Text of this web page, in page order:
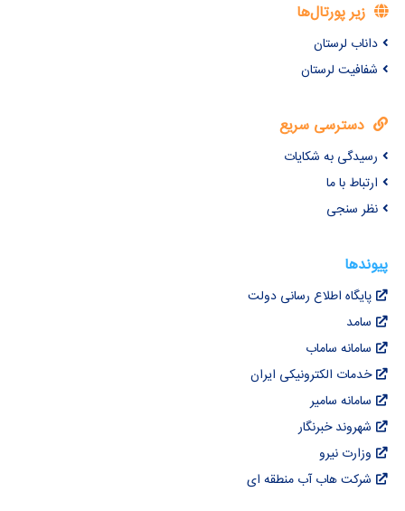
زیر پورتال‌ها
داناب لرستان
شفافیت لرستان
دسترسی سریع
رسیدگی به شکایات
ارتباط با ما
نظر سنجی
پیوندها
پایگاه اطلاع رسانی دولت
سامد
سامانه ساماب
خدمات الکترونیکی ایران
سامانه سامیر
شهروند خبرنگار
وزارت نیرو
شرکت هاب آب منطقه ای